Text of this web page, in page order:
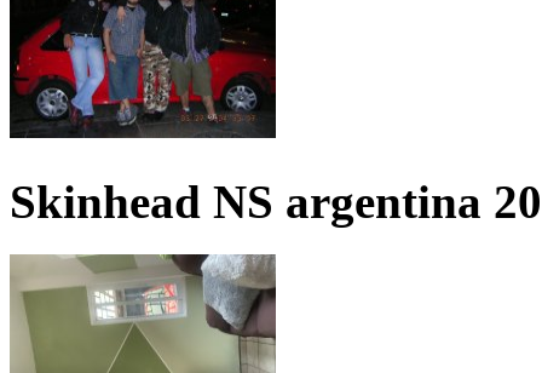
Skinhead NS argentina